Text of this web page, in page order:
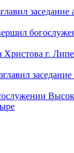
заседание
Христова г.
заседание